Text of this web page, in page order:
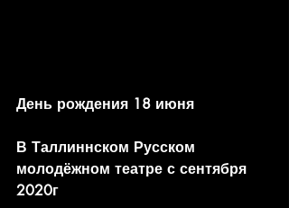
День рождения 18 июня
В Таллиннском Русском
молодёжном театре с сентября
2020г